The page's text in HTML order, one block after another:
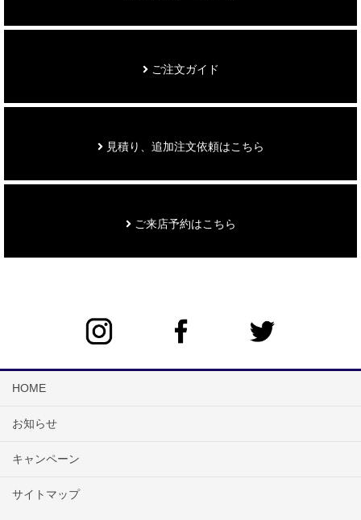
ご注文ガイド
見積り、追加注文依頼はこちら
ご来店予約はこちら
HOME
お知らせ
キャンペーン
サイトマップ